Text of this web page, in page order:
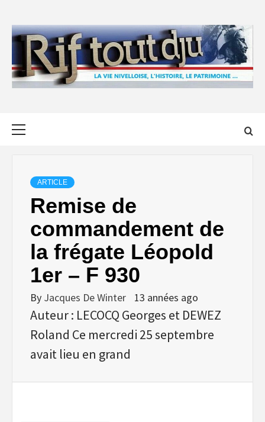
content
ARTICLE
Remise de
commandement de
la frégate Léopold
1er – F 930
By Jacques De Winter 13 années ago
Auteur : LECOCQ Georges et DEWEZ
Roland Ce mercredi 25 septembre
avait lieu en grand